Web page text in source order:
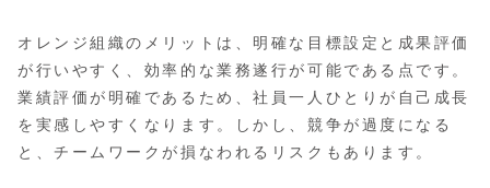
オレンジ組織のメリットは、明確な目標設定と成果評価
が行いやすく、効率的な業務遂行が可能である点です。
業績評価が明確であるため、社員一人ひとりが自己成長
を実感しやすくなります。しかし、競争が過度になる
と、チームワークが損なわれるリスクもあります。